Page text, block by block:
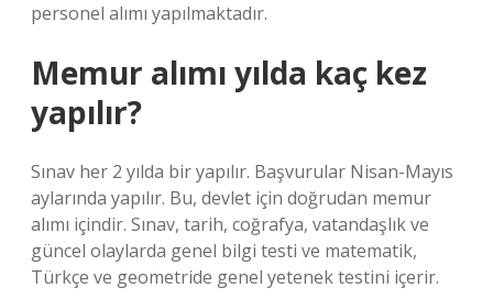
personel alımı yapılmaktadır.
Memur alımı yılda kaç kez
yapılır?
Sınav her 2 yılda bir yapılır. Başvurular Nisan-Mayıs
aylarında yapılır. Bu, devlet için doğrudan memur
alımı içindir. Sınav, tarih, coğrafya, vatandaşlık ve
güncel olaylarda genel bilgi testi ve matematik,
Türkçe ve geometride genel yetenek testini içerir.